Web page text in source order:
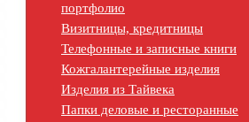
портфолио
Визитницы, кредитницы
Телефонные и записные книги
Кожгалантерейные изделия
Изделия из Тайвека
Папки деловые и ресторанные